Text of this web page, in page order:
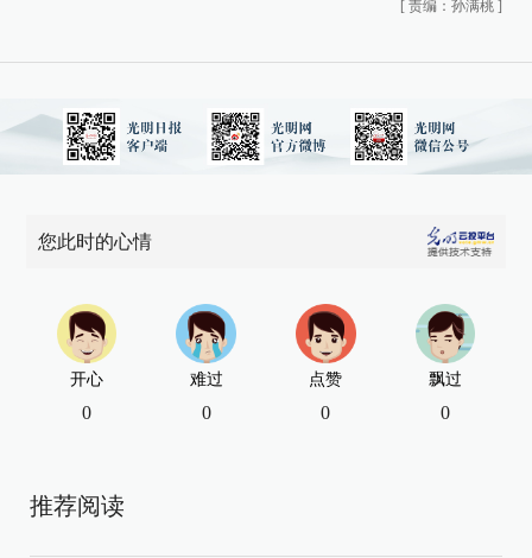
[ 责编：孙满桃 ]
您此时的心情
开心
0
难过
0
点赞
0
飘过
0
推荐阅读